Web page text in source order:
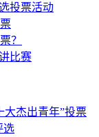
投票活动
？
比赛
大杰出青年”投票
选